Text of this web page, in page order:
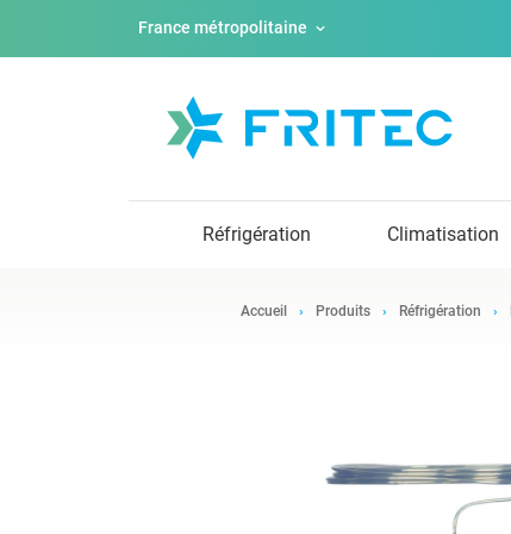
France métropolitaine
Réfrigération Climatisation
Accueil Produits Réfrigération